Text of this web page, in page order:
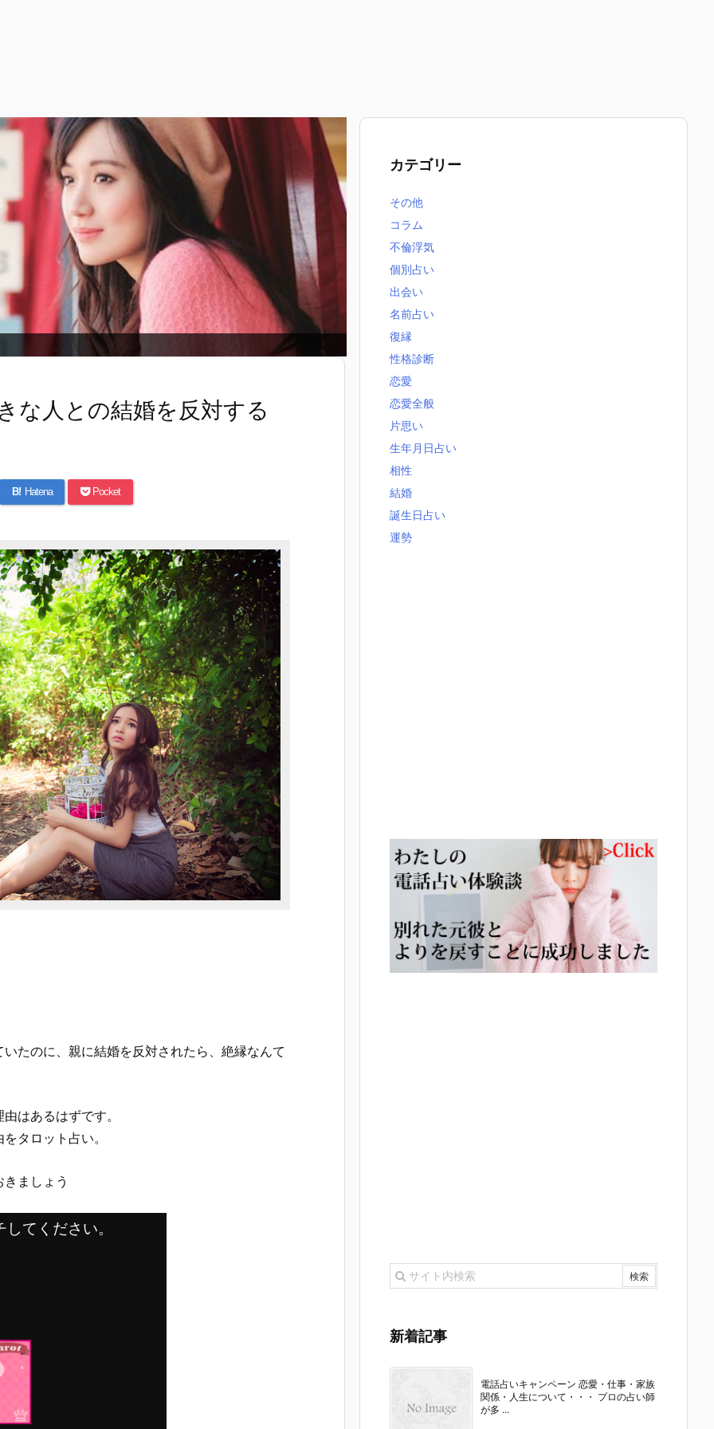
無料恋愛占いまとめ
な人との結婚を反対する
B! Hatena Pocket
たのに、親に結婚を反対されたら、絶縁なんて
はあるはずです。
タロット占い。
ましょう
てください。
カテゴリー
その他
コラム
不倫浮気
個別占い
出会い
名前占い
復縁
性格診断
恋愛
恋愛全般
片思い
生年月日占い
相性
結婚
誕生日占い
運勢
新着記事
電話占いキャンペーン 恋愛・仕事・家族
関係・人生について・・・ プロの占い師
が多 ...